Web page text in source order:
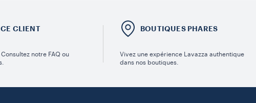
CLIENT
Consultez notre FAQ ou
BOUTIQUES PHARES
Vivez une expérience Lavazza authentique
dans nos boutiques.